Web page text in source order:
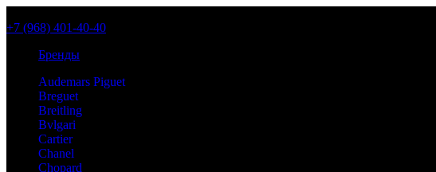
+7 (968) 401-40-40
Бренды
Audemars Piguet
Breguet
Breitling
Bvlgari
Cartier
Chanel
Chopard